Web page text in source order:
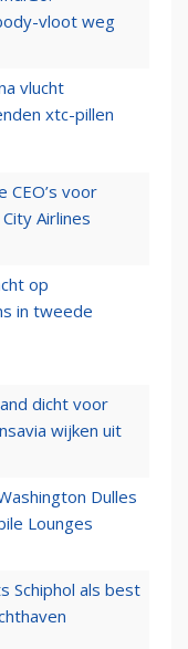
vloot weg
vlucht
xtc-pillen
CEO’s voor
Airlines
op
in tweede
dicht voor
wijken uit
Dulles
Lounges
Schiphol als best